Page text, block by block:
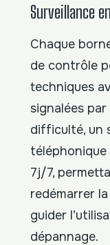
Surveillance
Chaque
de contrôle
techniques
signalées
difficulté, un
7j/7,
redémarrer
guider
dépannage.